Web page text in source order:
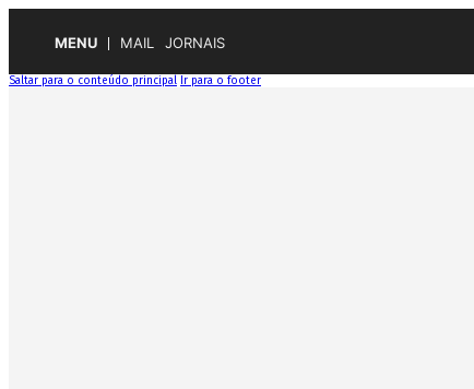
MENU MAIL JORNAIS
Saltar para o conteúdo principal Ir para o footer